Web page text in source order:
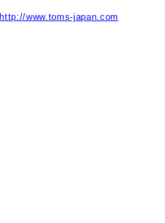
http://www.toms-japan.com